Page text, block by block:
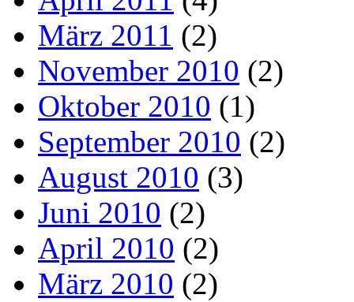
März 2011 (2)
November 2010 (2)
Oktober 2010 (1)
September 2010 (2)
August 2010 (3)
Juni 2010 (2)
April 2010 (2)
März 2010 (2)